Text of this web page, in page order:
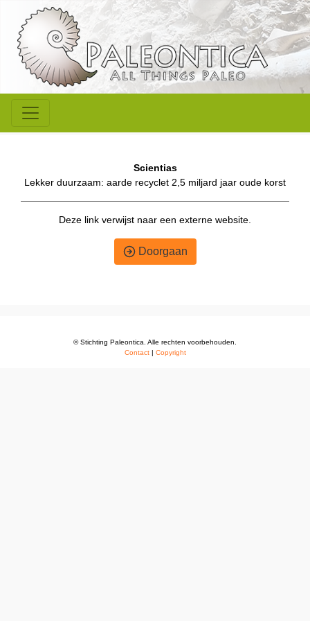
Scientias
Lekker duurzaam: aarde recyclet 2,5 miljard jaar oude korst
Deze link verwijst naar een externe website.
Doorgaan
© Stichting Paleontica. Alle rechten voorbehouden.
Contact| Copyright